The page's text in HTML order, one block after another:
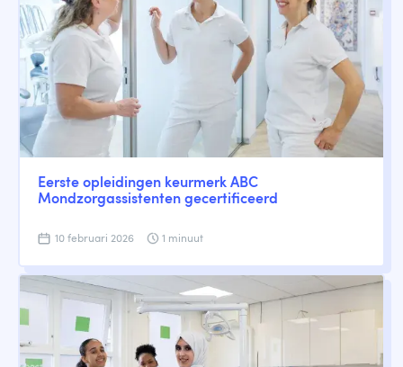
Eerste opleidingen keurmerk ABC
Mondzorgassistenten gecertificeerd
10 februari 2026 1 minuut